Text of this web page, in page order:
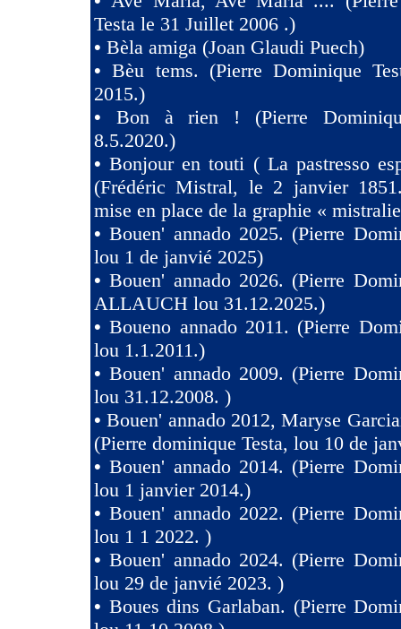
Testa le 31 Juillet 2006 .)
• Bèla amiga (Joan Glaudi Puech)
•Bèu tems. (Pierre Dominique
2015.)
• Bon à rien ! (Pierre
8.5.2020.)
•Bonjour en touti ( La pastresso
(Frédéric Mistral, le 2 janvier
mise en place de la graphie «
•Bouen' annado 2025. (Pierre
lou 1 de janvié 2025)
•Bouen' annado 2026. (Pierre
ALLAUCH lou 31.12.2025.)
•Boueno annado 2011. (Pierre
lou 1.1.2011.)
•Bouen' annado 2009. (Pierre
lou 31.12.2008. )
•Bouen' annado 2012, Maryse
(Pierre dominique Testa, lou 10 de
•Bouen' annado 2014. (Pierre
lou 1 janvier 2014.)
•Bouen' annado 2022. (Pierre
lou 1 1 2022. )
•Bouen' annado 2024. (Pierre
lou 29 de janvié 2023. )
• Boues dins Garlaban. (Pierre